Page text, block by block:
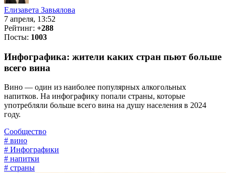
Елизавета Завьялова
7 апреля, 13:52
Рейтинг: +288
Посты: 1003
Инфографика: жители каких стран пьют больше
всего вина
Вино — один из наиболее популярных алкогольных
напитков. На инфографику попали страны, которые
употребляли больше всего вина на душу населения в 2024
году.
Сообщество
# вино
# Инфографики
# напитки
# страны